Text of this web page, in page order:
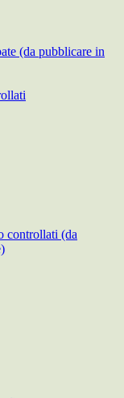
(da pubblicare in
controllati (da